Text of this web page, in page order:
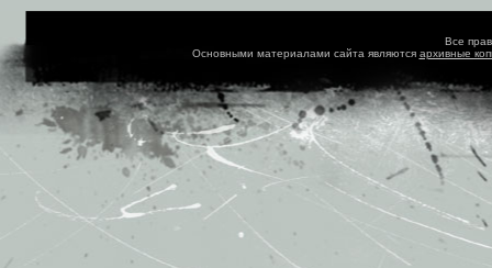
Все
Основными материалами сайта являются архивные